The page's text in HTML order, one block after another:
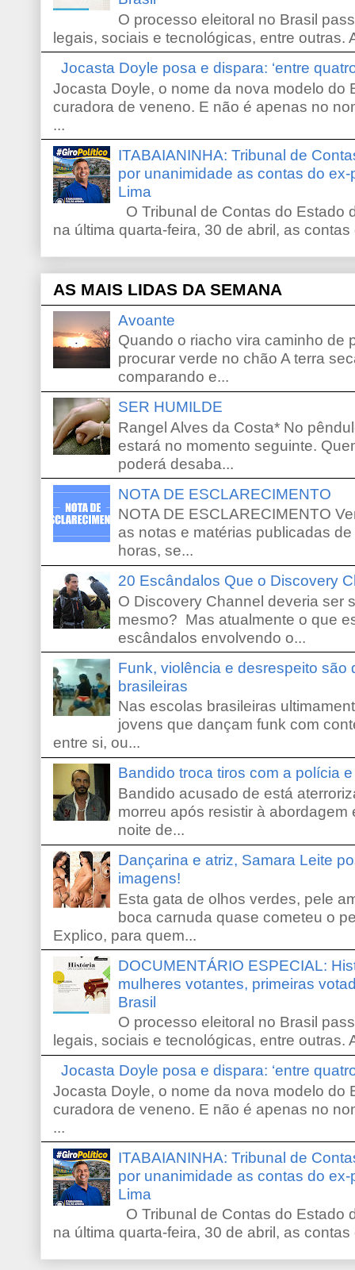
O processo eleitoral no Brasil
legais, sociais e tecnológicas, entre outras.
Jocasta Doyle posa e dispara: ‘entre
Jocasta Doyle, o nome da nova modelo do
curadora de veneno. E não é apenas no
...
ITABAIANINHA: Tribunal de
por unanimidade as contas do
Lima
O Tribunal de Contas do Estado
na última quarta-feira, 30 de abril, as
AS MAIS LIDAS DA SEMANA
Avoante
Quando o riacho vira caminho de
procurar verde no chão A terra
comparando e...
SER HUMILDE
Rangel Alves da Costa* No
estará no momento seguinte.
poderá desaba...
NOTA DE ESCLARECIMENTO
NOTA DE ESCLARECIMENTO
as notas e matérias publicadas
horas, se...
20 Escândalos Que o Discovery
O Discovery Channel deveria ser
mesmo? Mas atualmente o que
escândalos envolvendo o...
Funk, violência e desrespeito são
brasileiras
Nas escolas brasileiras
jovens que dançam funk com
entre si, ou...
Bandido troca tiros com a polícia
Bandido acusado de está
morreu após resistir à
noite de...
Dançarina e atriz, Samara Leite
imagens!
Esta gata de olhos verdes, pele
boca carnuda quase cometeu o
Explico, para quem...
DOCUMENTÁRIO ESPECIAL:
mulheres votantes, primeiras
Brasil
O processo eleitoral no Brasil
legais, sociais e tecnológicas, entre outras.
Jocasta Doyle posa e dispara: ‘entre
Jocasta Doyle, o nome da nova modelo do
curadora de veneno. E não é apenas no
...
ITABAIANINHA: Tribunal de
por unanimidade as contas do
Lima
O Tribunal de Contas do Estado
na última quarta-feira, 30 de abril, as